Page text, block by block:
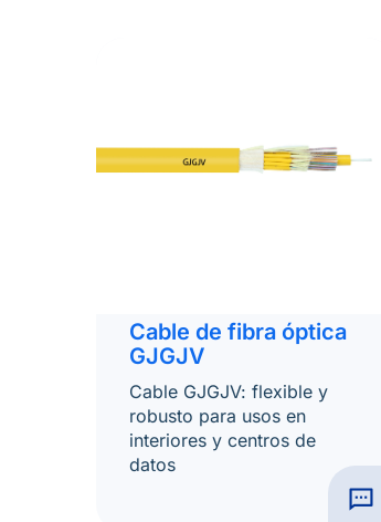
Cable de fibra óptica
GJGJV
Cable GJGJV: flexible y
robusto para usos en
interiores y centros de
datos